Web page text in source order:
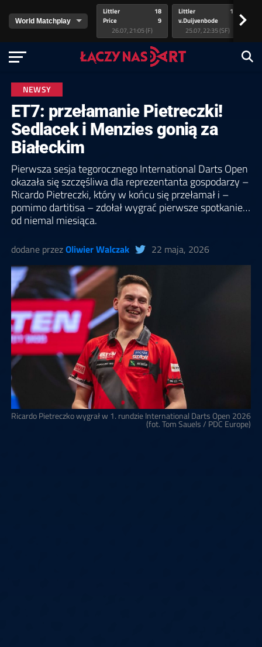
Littler
Price
18
9
26.07, 21:05 (F)
Littler
v.Duijvenbode
17
25.07, 22:35 (SF)
>
NEWSY
ET7: przełamanie Pietreczki!
Sedlacek i Menzies gonią za
Białeckim
Pierwsza sesja tegorocznego International Darts Open
okazała się szczęśliwa dla reprezentanta gospodarzy –
Ricardo Pietreczki, który w końcu się przełamał i –
pomimo dartitisa – zdołał wygrać pierwsze spotkanie…
od niemal miesiąca.
dodane przezOliwier Walczak 22 maja, 2026
Ricardo Pietreczko wygrał w 1. rundzie International Darts Open 2026
(fot. Tom Sauels / PDC Europe)